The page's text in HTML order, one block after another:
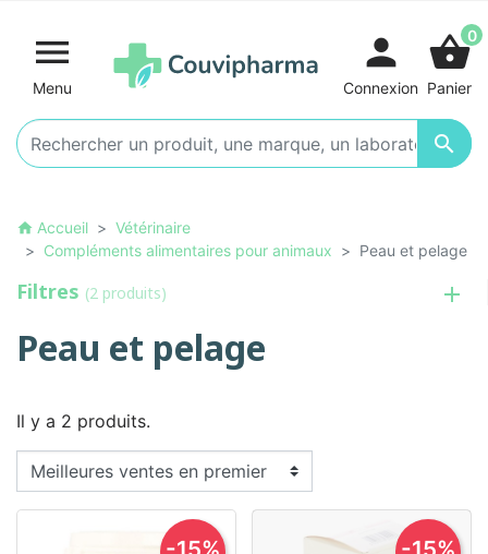

Menu

person
Connexion
shopping_basket0
Panier
home Accueil
Vétérinaire
Compléments alimentaires pour animaux
Peau et pelage
Filtres (2 produits)
Peau et pelage
Il y a 2 produits.